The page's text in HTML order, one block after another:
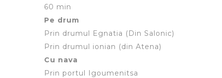
60 min
Pe drum
Prin drumul Egnatia (Din Salonic)
Prin drumul ionian (din Atena)
Cu nava
Prin portul Igoumenitsa